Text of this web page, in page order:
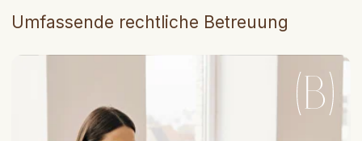
Höchste Provisionssätze